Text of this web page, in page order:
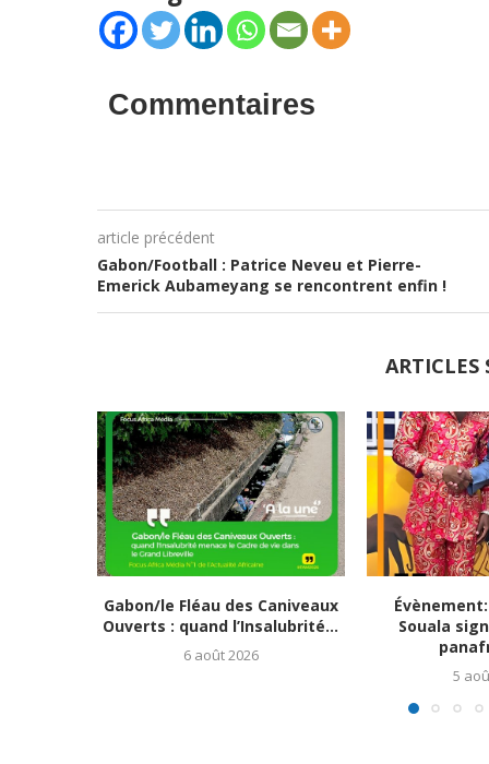
Commentaires
article précédent
Gabon/Football : Patrice Neveu et Pierre-
Emerick Aubameyang se rencontrent enfin !
ARTICLES
Gabon/le Fléau des Caniveaux
Ouverts : quand l’Insalubrité...
6 août 2026
Souala
5